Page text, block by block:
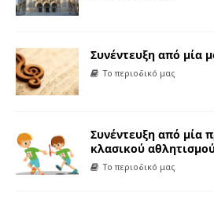
Συνέντευξη από μία
Το περιοδικό μας
Συνέντευξη από μία
κλασικού
Το περιοδικό μας